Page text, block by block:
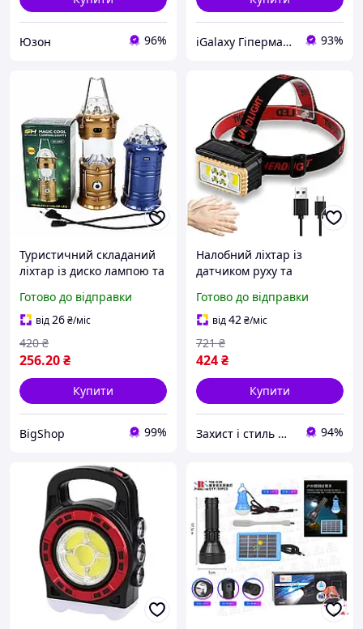
Юзон 96% iGalaxy Гіпермаркет подарунків 93%
Туристичний складаний
ліхтар із диско лампою та
кемпінгу та відпочинку
вологостійкий
акумуляторний LED
Готово до відправки
від26₴/міс
256.20₴
420 ₴
Купити
BigShop 99%
Налобний ліхтар із
датчиком руху та
лм 500 м LY-805S чорний
Готово до відправки
від42₴/міс
424₴
721 ₴
Купити
Захист і стиль — в одному магазині 94%